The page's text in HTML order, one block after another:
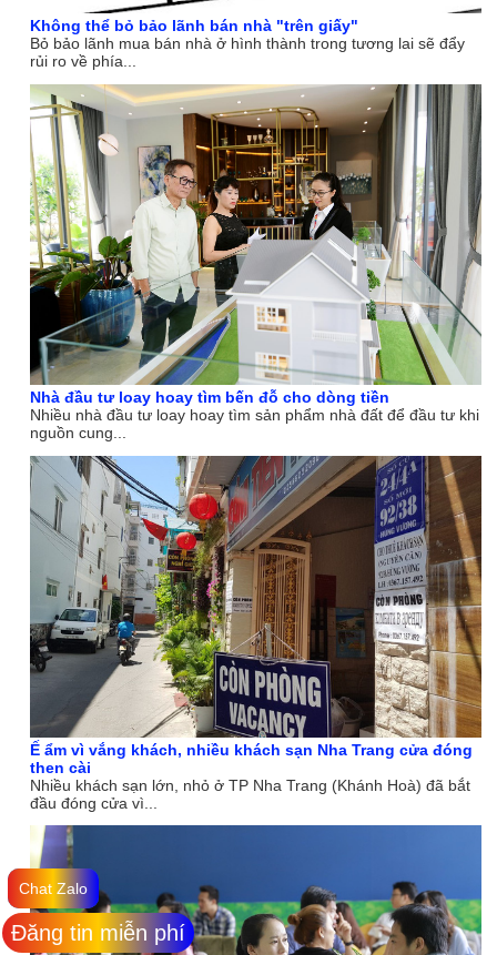
Không thể bỏ bảo lãnh bán nhà "trên giấy"
Bỏ bảo lãnh mua bán nhà ở hình thành trong tương lai sẽ đẩy
rủi ro về phía...
Nhà đầu tư loay hoay tìm bến đỗ cho dòng tiền
Nhiều nhà đầu tư loay hoay tìm sản phẩm nhà đất để đầu tư khi
nguồn cung...
Ế ẩm vì vắng khách, nhiều khách sạn Nha Trang cửa đóng
then cài
Nhiều khách sạn lớn, nhỏ ở TP Nha Trang (Khánh Hoà) đã bắt
đầu đóng cửa vì...
Chat Zalo
Đăng tin miễn phí